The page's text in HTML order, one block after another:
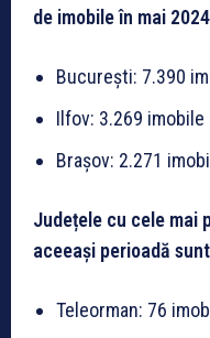
de imobile în mai
București: 7.390
Ilfov: 3.269 imobile
Brașov: 2.271
Județele cu cele mai
aceeași perioadă
Teleorman: 76